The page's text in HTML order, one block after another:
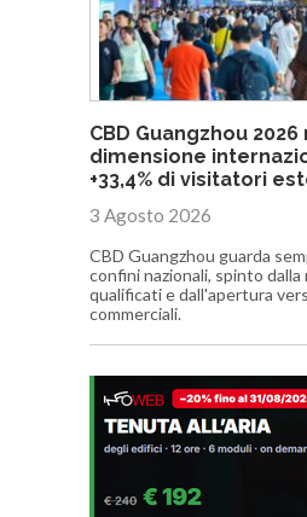
CBD Guangzhou
dimensione
+33,4% di visitatori
3 Agosto 2026
CBD Guangzhou guarda
confini nazionali, spinto
qualificati e dall'apertura
commerciali.